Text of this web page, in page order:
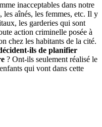
inacceptables dans notre
les aînés, les femmes, etc. Il y
les garderies qui sont
action criminelle posée à
chez les habitants de la cité.
ils de planifier
? Ont-ils seulement réalisé le
qui vont dans cette